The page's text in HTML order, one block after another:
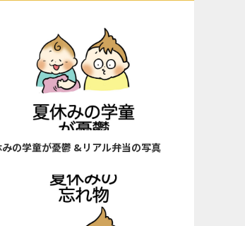
の学童が憂鬱 &リアル弁当の写真